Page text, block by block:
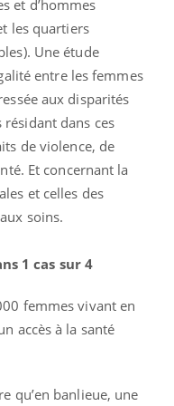
et d’hommes
les quartiers
Une étude
entre les femmes
aux disparités
dans ces
de violence, de
Et concernant la
et celles des
soins.
1 cas sur 4
femmes vivant en
accès à la santé
qu’en banlieue, une